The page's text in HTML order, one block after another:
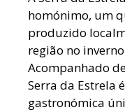
homónimo, um
produzido
região no
Acompanhado
Serra da Estrela
gastronómica